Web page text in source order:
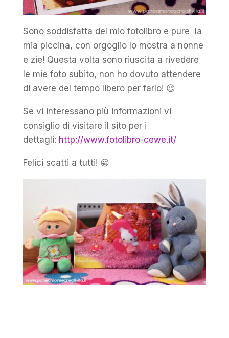
Sono soddisfatta del mio fotolibro e pure la
mia piccina, con orgoglio lo mostra a nonne
e zie! Questa volta sono riuscita a rivedere
le mie foto subito, non ho dovuto attendere
di avere del tempo libero per farlo! 😉
Se vi interessano più informazioni vi
consiglio di visitare il sito per i
dettagli: http://www.fotolibro-cewe.it/
Felici scatti a tutti! 😀